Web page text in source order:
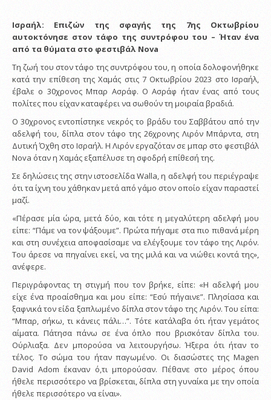
Ισραήλ: Επιζών της σφαγής της 7ης Οκτωβρίου
αυτοκτόνησε στον τάφο της συντρόφου του – Ήταν ένα
από τα θύματα στο φεστιβάλ Nova
Τη ζωή του στον τάφο της συντρόφου του, η οποία δολοφονήθηκε
κατά την επίθεση της Χαμάς στις 7 Οκτωβρίου 2023 στο Ισραήλ,
έβαλε ο 30χρονος Μπαρ Ασράφ. O Ασράφ ήταν ένας από τους
πολίτες που είχαν καταφέρει να σωθούν τη μοιραία βραδιά.
Ο 30χρονος εντοπίστηκε νεκρός το βράδυ του Σαββάτου από την
αδελφή του, δίπλα στον τάφο της 26χρονης Λιρόν Μπάρντα, στη
Δυτική Όχθη στο Ισραήλ. Η Λιρόν εργαζόταν σε μπαρ στο φεστιβάλ
Nova όταν η Χαμάς εξαπέλυσε τη σφοδρή επίθεσή της.
Σε δηλώσεις της στην ιστοσελίδα Walla, η αδελφή του περιέγραψε
ότι τα ίχνη του χάθηκαν μετά από γάμο στον οποίο είχαν παραστεί
μαζί.
«Πέρασε μία ώρα, μετά δύο, και τότε η μεγαλύτερη αδελφή μου
είπε: “Πάμε να τον ψάξουμε”. Πρώτα πήγαμε στα πιο πιθανά μέρη
και στη συνέχεια αποφασίσαμε να ελέγξουμε τον τάφο της Λιρόν.
Του άρεσε να πηγαίνει εκεί, να της μιλά και να νιώθει κοντά της»,
ανέφερε.
Περιγράφοντας τη στιγμή που τον βρήκε, είπε: «Η αδελφή μου
είχε ένα προαίσθημα και μου είπε: “Εσύ πήγαινε”. Πλησίασα και
ξαφνικά τον είδα ξαπλωμένο δίπλα στον τάφο της Λιρόν. Του είπα:
“Μπαρ, σήκω, τι κάνεις πάλι…”. Τότε κατάλαβα ότι ήταν γεμάτος
αίματα. Πάτησα πάνω σε ένα όπλο που βρισκόταν δίπλα του.
Ούρλιαξα. Δεν μπορούσα να λειτουργήσω. Ήξερα ότι ήταν το
τέλος. Το σώμα του ήταν παγωμένο. Οι διασώστες της Magen
David Adom έκαναν ό,τι μπορούσαν. Πέθανε στο μέρος όπου
ήθελε περισσότερο να βρίσκεται, δίπλα στη γυναίκα με την οποία
ήθελε περισσότερο να είναι».